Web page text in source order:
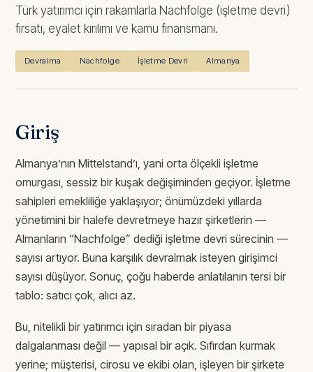
Türk yatırımcı için rakamlarla Nachfolge (işletme devri)
fırsatı, eyalet kırılımı ve kamu finansmanı.
Devralma Nachfolge İşletme Devri Almanya
Giriş
Almanya’nın Mittelstand’ı, yani orta ölçekli işletme
omurgası, sessiz bir kuşak değişiminden geçiyor. İşletme
sahipleri emekliliğe yaklaşıyor; önümüzdeki yıllarda
yönetimini bir halefe devretmeye hazır şirketlerin —
Almanların “Nachfolge” dediği işletme devri sürecinin —
sayısı artıyor. Buna karşılık devralmak isteyen girişimci
sayısı düşüyor. Sonuç, çoğu haberde anlatılanın tersi bir
tablo: satıcı çok, alıcı az.
Bu, nitelikli bir yatırımcı için sıradan bir piyasa
dalgalanması değil — yapısal bir açık. Sıfırdan kurmak
yerine; müşterisi, cirosu ve ekibi olan, işleyen bir şirkete